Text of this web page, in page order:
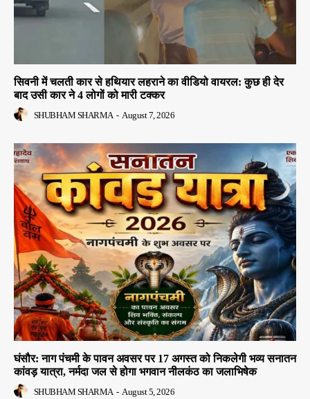
सिवनी में चलती कार से हथियार लहराने का वीडियो वायरल: कुछ ही देर
बाद उसी कार ने 4 लोगों को मारी टक्कर
SHUBHAM SHARMA - August 7, 2026
घंसौर: नाग पंचमी के पावन अवसर पर 17 अगस्त को निकलेगी भव्य सनातन
कांवड़ यात्रा, नर्मदा जल से होगा भगवान नीलकंठ का जलाभिषेक
SHUBHAM SHARMA - August 5, 2026